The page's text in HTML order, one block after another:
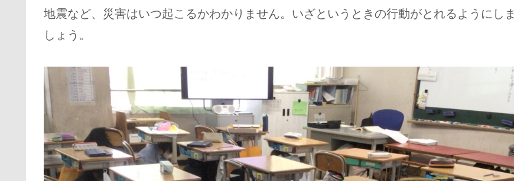
地震など、災害はいつ起こるかわかりません。いざというときの行動がとれるようにしま
しょう。